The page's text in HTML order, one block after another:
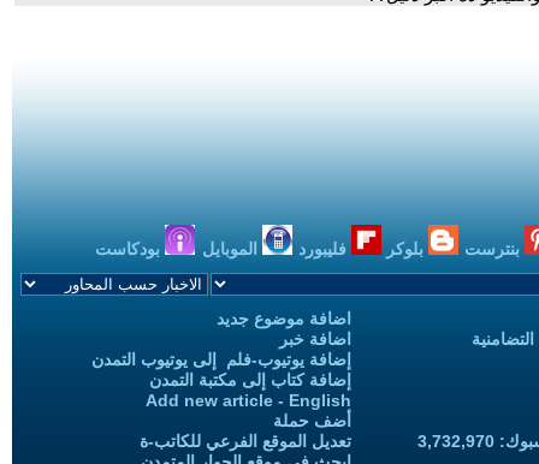
بنترست بلوكر فليبورد الموبايل بودكاست
اضافة موضوع جديد
اضافة خبر
إضافة يوتيوب-فلم إلى يوتيوب التمدن
إضافة كتاب إلى مكتبة التمدن
Add new article - English
أضف حملة
تعديل الموقع الفرعي للكاتب-ة